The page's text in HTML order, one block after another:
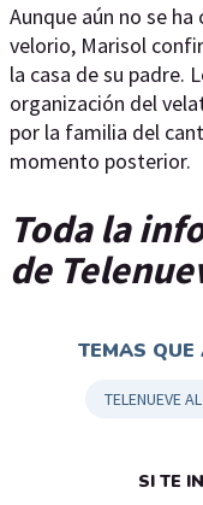
Aunque aún no se
velorio, Marisol
la casa de su padre.
organización del
por la familia del
momento posterior.
Toda la
de
TEMAS QUE
TELENUEVE
SI TE